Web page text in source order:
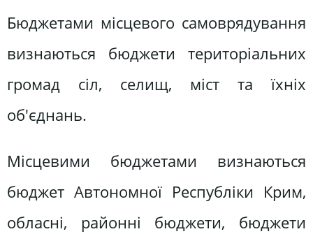
Бюджетами місцевого самоврядування
визнаються бюджети територіальних
громад сіл, селищ, міст та їхніх
об'єднань.
Місцевими бюджетами визнаються
бюджет Автономної Республіки Крим,
обласні, районні бюджети, бюджети